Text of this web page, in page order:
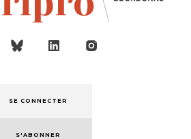
SE CONNECTER
S'ABONNER